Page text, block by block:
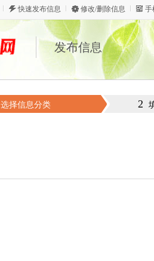
快速发布信息 修改/删除信息 手
发布信息
选择信息分类 2